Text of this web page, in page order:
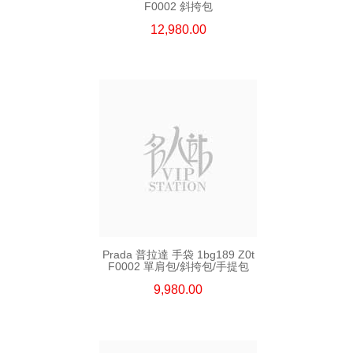
F0002 斜挎包
12,980.00
Prada 普拉達 手袋 1bg189 Z0t
F0002 單肩包/斜挎包/手提包
9,980.00